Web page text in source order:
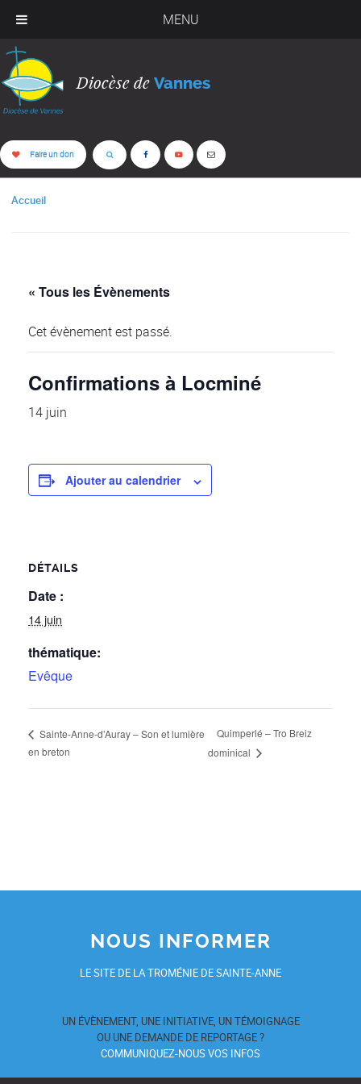
MENU
Diocèse de Vannes
Faire un don
Accueil
« Tous les Évènements
Cet évènement est passé.
Confirmations à Locminé
14 juin
Ajouter au calendrier
DÉTAILS
Date :
14 juin
thématique:
Evêque
Sainte-Anne-d’Auray – Son et lumière
en breton
Quimperlé – Tro Breiz
dominical
NOUS INFORMER
LE SITE DE LA TROMÉNIE DE SAINTE-ANNE
UN ÉVÈNEMENT, UNE INITIATIVE, UN TÉMOIGNAGE
OU UNE DEMANDE DE REPORTAGE ?
COMMUNIQUEZ-NOUS VOS INFOS